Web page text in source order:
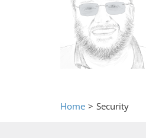
Home > Security